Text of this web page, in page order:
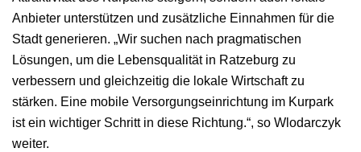
Anbieter unterstützen und zusätzliche Einnahmen für die
Stadt generieren. „Wir suchen nach pragmatischen
Lösungen, um die Lebensqualität in Ratzeburg zu
verbessern und gleichzeitig die lokale Wirtschaft zu
stärken. Eine mobile Versorgungseinrichtung im Kurpark
ist ein wichtiger Schritt in diese Richtung.“, so Wlodarczyk
weiter.